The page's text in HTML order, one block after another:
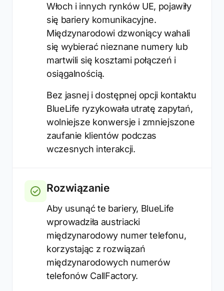
Włoch i innych rynków UE, pojawiły
się bariery komunikacyjne.
Międzynarodowi dzwoniący wahali
się wybierać nieznane numery lub
martwili się kosztami połączeń i
osiągalnością.
Bez jasnej i dostępnej opcji kontaktu
BlueLife ryzykowała utratę zapytań,
wolniejsze konwersje i zmniejszone
zaufanie klientów podczas
wczesnych interakcji.
Rozwiązanie
Aby usunąć te bariery, BlueLife
wprowadziła austriacki
międzynarodowy numer telefonu,
korzystając z rozwiązań
międzynarodowych numerów
telefonów CallFactory.